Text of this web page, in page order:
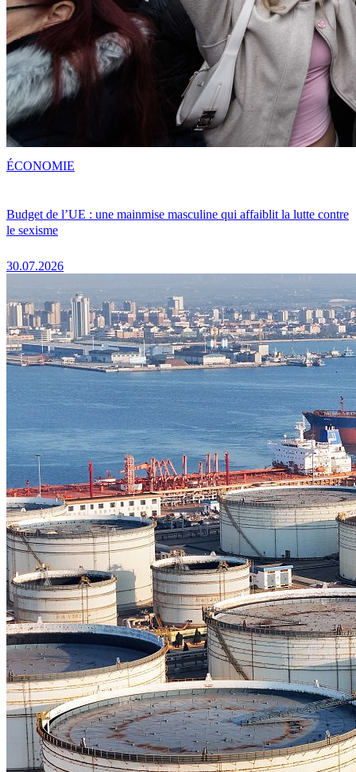
Budget de l’UE : une mainmise masculine qui affaiblit la lutte contre
le sexisme
30.07.2026
ÉCONOMIE